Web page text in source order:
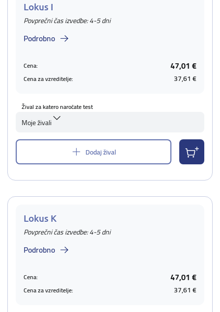
Lokus I
Povprečni čas izvedbe: 4-5 dni
Podrobno
Cena: 47,01 €
Cena za vzreditelje: 37,61 €
Žival za katero naročate test
Moje živali
Dodaj žival
Lokus K
Povprečni čas izvedbe: 4-5 dni
Podrobno
Cena: 47,01 €
Cena za vzreditelje: 37,61 €